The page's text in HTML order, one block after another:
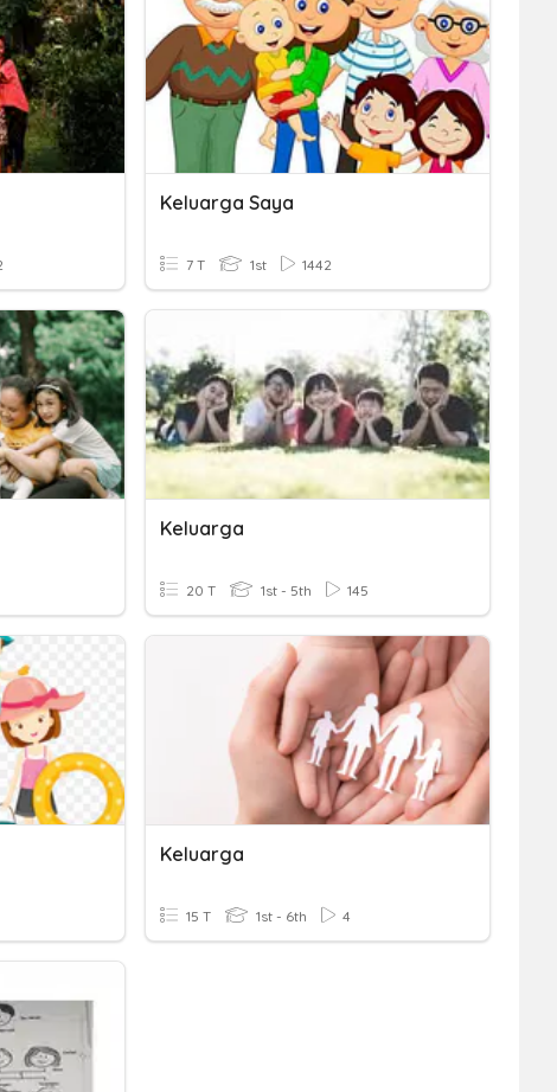
Keluarga Saya
7 T 1st 1442
Keluarga
20 T 1st - 5th 145
Keluarga
15 T 1st - 6th 4